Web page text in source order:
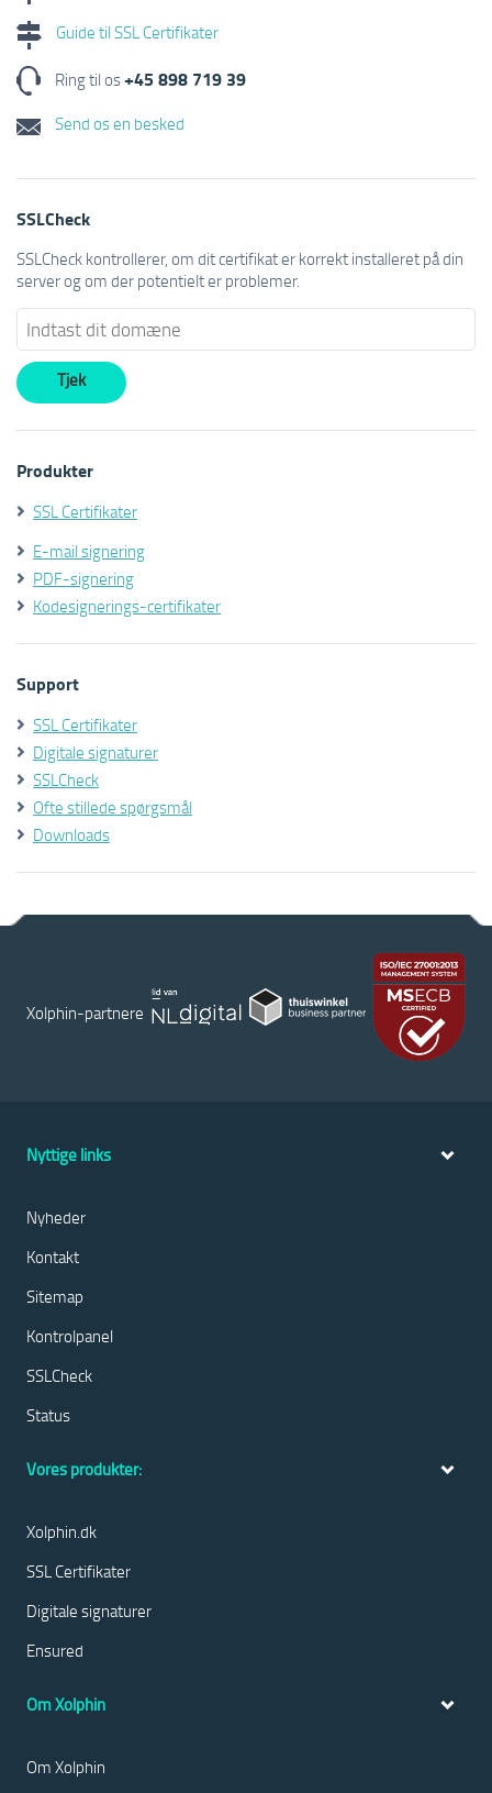
Guide til SSL Certifikater
Ring til os+45 898 719 39
Send os en besked
SSLCheck
SSLCheck kontrollerer, om dit certifikat er korrekt installeret på din
server og om der potentielt er problemer.
Produkter
SSL Certifikater
E-mail signering
PDF-signering
Kodesignerings-certifikater
Support
SSL Certifikater
Digitale signaturer
SSLCheck
Ofte stillede spørgsmål
Downloads
Xolphin-partnere
Nyttige links
Nyheder
Kontakt
Sitemap
Kontrolpanel
SSLCheck
Status
Vores produkter:
Xolphin.dk
SSL Certifikater
Digitale signaturer
Ensured
Om Xolphin
Om Xolphin